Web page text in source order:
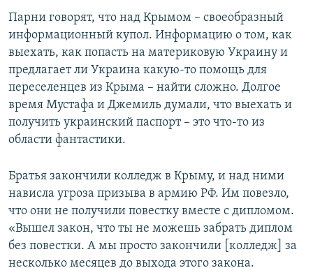
Парни говорят, что над Крымом – своеобразный
информационный купол. Информацию о том, как
выехать, как попасть на материковую Украину и
предлагает ли Украина какую-то помощь для
переселенцев из Крыма – найти сложно. Долгое
время Мустафа и Джемиль думали, что выехать и
получить украинский паспорт – это что-то из
области фантастики.
Братья закончили колледж в Крыму, и над ними
нависла угроза призыва в армию РФ. Им повезло,
что они не получили повестку вместе с дипломом.
«Вышел закон, что ты не можешь забрать диплом
без повестки. А мы просто закончили [колледж] за
несколько месяцев до выхода этого закона.